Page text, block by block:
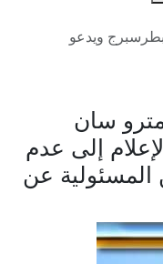
ويدعو
سان
إلى عدم
المسئولية عن